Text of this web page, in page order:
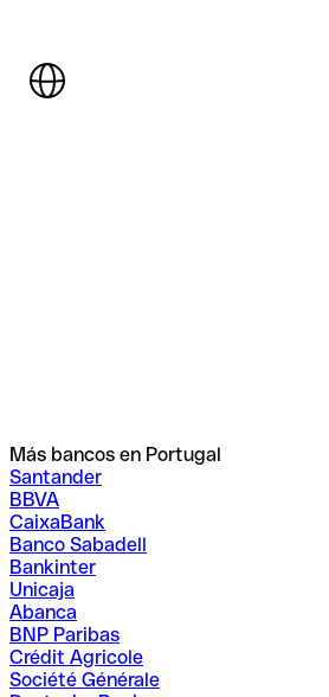
Más bancos en Portugal
Santander
BBVA
CaixaBank
Banco Sabadell
Bankinter
Unicaja
Abanca
BNP Paribas
Crédit Agricole
Société Générale